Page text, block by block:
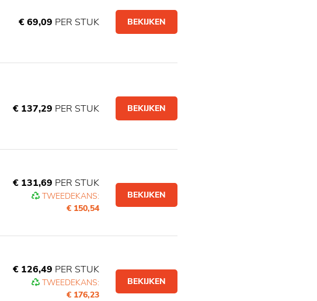
€ 69,09 PER STUK BEKIJKEN
€ 137,29 PER STUK BEKIJKEN
€ 131,69 PER STUK
TWEEDEKANS:
€ 150,54
BEKIJKEN
€ 126,49 PER STUK
TWEEDEKANS:
€ 176,23
BEKIJKEN